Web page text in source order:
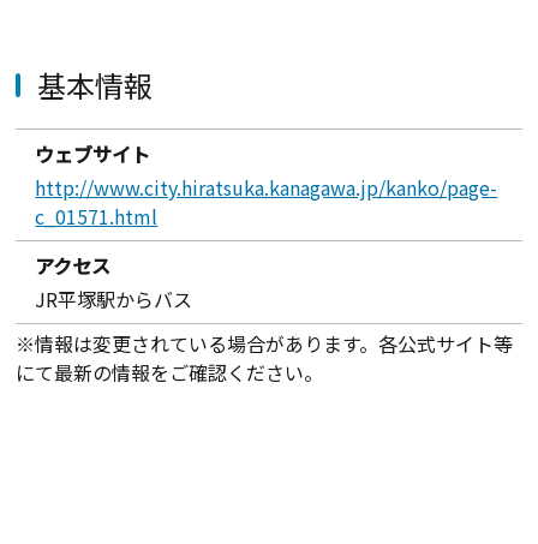
基本情報
ウェブサイト
http://www.city.hiratsuka.kanagawa.jp/kanko/page-
c_01571.html
アクセス
JR平塚駅からバス
※情報は変更されている場合があります。各公式サイト等
にて最新の情報をご確認ください。